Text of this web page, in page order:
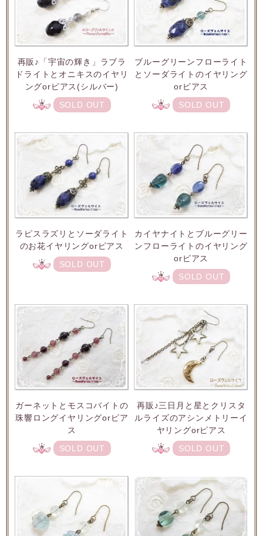
再販♪「宇宙の輝き」ラブラ
ドライトとオニキスのイヤリ
ングorピアス(シルバー)
SOLD OUT
ブルーグリーンフローライト
とソーダライトのイヤリング
orピアス
SOLD OUT
ラピスラズリとソーダライト
のお花イヤリングorピアス
SOLD OUT
カイヤナイトとブルーグリー
ンフローライトのイヤリング
orピアス
SOLD OUT
ガーネットとモスコバイトの
珠響ロングイヤリングorピア
ス
SOLD OUT
再販♪三日月と星とクリスタ
ルライズのアシンメトリーイ
ヤリングorピアス
SOLD OUT